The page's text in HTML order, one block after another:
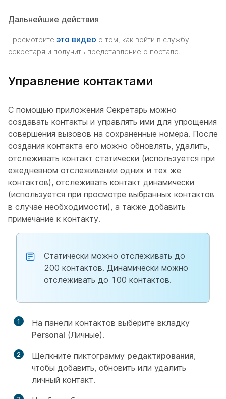
Дальнейшие действия
Просмотрите это видео о том, как войти в службу
секретаря и получить представление о портале.
Управление контактами
С помощью приложения Секретарь можно
создавать контакты и управлять ими для упрощения
совершения вызовов на сохраненные номера. После
создания контакта его можно обновлять, удалить,
отслеживать контакт статически (используется при
ежедневном отслеживании одних и тех же
контактов), отслеживать контакт динамически
(используется при просмотре выбранных контактов
в случае необходимости), а также добавить
примечание к контакту.
Статически можно отслеживать до
200 контактов. Динамически можно
отслеживать до 100 контактов.
1
На панели контактов выберите вкладку
Personal (Личные).
2 Щелкните пиктограмму редактирования,
чтобы добавить, обновить или удалить
личный контакт.